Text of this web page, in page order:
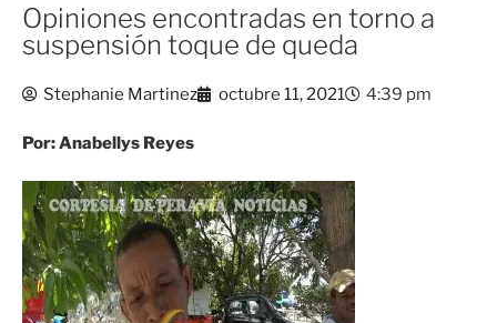
Opiniones encontradas en torno a
suspensión toque de queda
Stephanie Martinez octubre 11, 2021 4:39 pm
Por: Anabellys Reyes